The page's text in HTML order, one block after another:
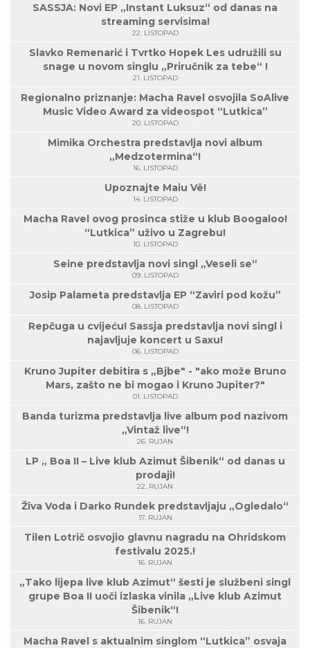
SASSJA: Novi EP „Instant Luksuz“ od danas na
streaming servisima!
22. LISTOPAD
Slavko Remenarić i Tvrtko Hopek Les udružili su
snage u novom singlu „Priručnik za tebe“ !
21. LISTOPAD
Regionalno priznanje: Macha Ravel osvojila SoAlive
Music Video Award za videospot “Lutkica”
20. LISTOPAD
Mimika Orchestra predstavlja novi album
„Medzotermina“!
16. LISTOPAD
Upoznajte Maiu Vë!
14. LISTOPAD
Macha Ravel ovog prosinca stiže u klub Boogaloo!
“Lutkica” uživo u Zagrebu!
10. LISTOPAD
Seine predstavlja novi singl „Veseli se“
09. LISTOPAD
Josip Palameta predstavlja EP “Zaviri pod kožu”
08. LISTOPAD
Repčuga u cvijeću! Sassja predstavlja novi singl i
najavljuje koncert u Saxu!
06. LISTOPAD
Kruno Jupiter debitira s „Bjbe" - "ako može Bruno
Mars, zašto ne bi mogao i Kruno Jupiter?"
01. LISTOPAD
Banda turizma predstavlja live album pod nazivom
„Vintaž live“!
26. RUJAN
LP „ Boa II – Live klub Azimut Šibenik“ od danas u
prodaji!
22. RUJAN
Živa Voda i Darko Rundek predstavljaju „Ogledalo“
17. RUJAN
Tilen Lotrič osvojio glavnu nagradu na Ohridskom
festivalu 2025.!
16. RUJAN
„Tako lijepa live klub Azimut“ šesti je službeni singl
grupe Boa II uoči izlaska vinila „Live klub Azimut
Šibenik“!
16. RUJAN
Macha Ravel s aktualnim singlom “Lutkica” osvaja